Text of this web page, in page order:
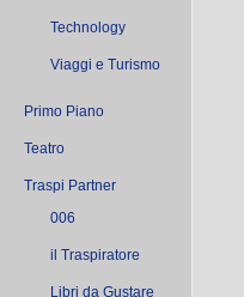
Technology
Viaggi e Turismo
Primo Piano
Teatro
Traspi Partner
006
il Traspiratore
Libri da Gustare